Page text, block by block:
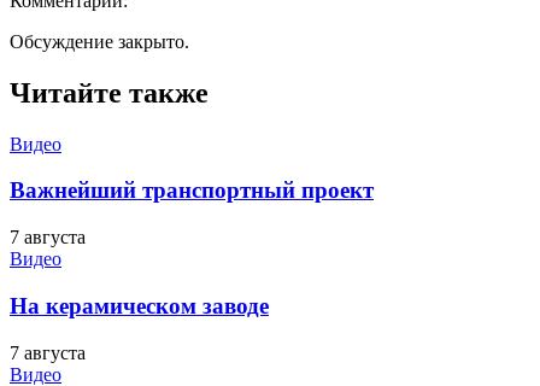
Обсуждение закрыто.
Читайте также
Видео
Важнейший транспортный проект
7 августа
Видео
На керамическом заводе
7 августа
Видео